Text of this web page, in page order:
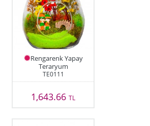
Rengarenk Yapay
Teraryum
TE0111
1,643.66TL